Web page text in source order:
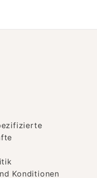
Konditionen